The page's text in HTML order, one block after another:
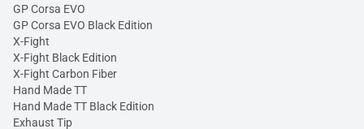
GP Corsa EVO
GP Corsa EVO Black Edition
X-Fight
X-Fight Black Edition
X-Fight Carbon Fiber
Hand Made TT
Hand Made TT Black Edition
Exhaust Tip